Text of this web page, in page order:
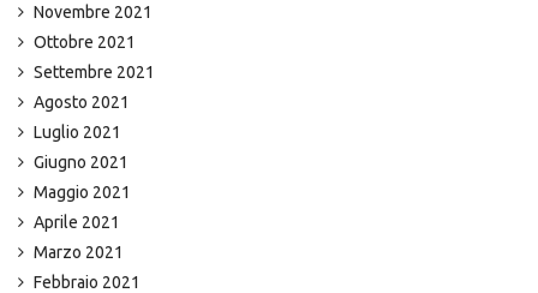
Novembre 2021
Ottobre 2021
Settembre 2021
Agosto 2021
Luglio 2021
Giugno 2021
Maggio 2021
Aprile 2021
Marzo 2021
Febbraio 2021